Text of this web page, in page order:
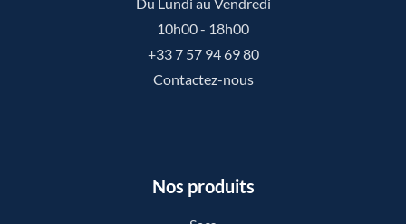
10h00 - 18h00
+33 7 57 94 69 80
Contactez-nous
Nos produits